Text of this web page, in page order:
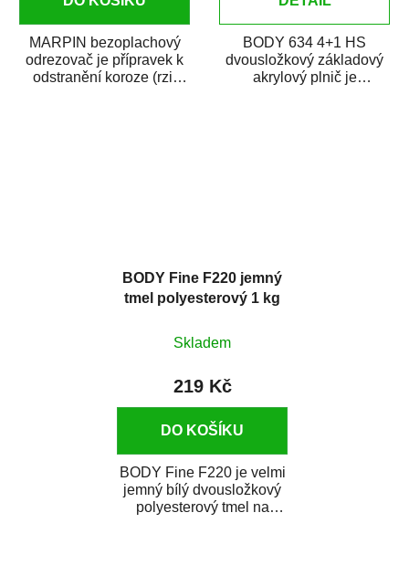
MARPIN bezoplachový
odrezovač je přípravek k
odstranění koroze (rzi)
BODY 634 4+1 HS
dvousložkový základový
akrylový plnič je
BODY Fine F220 jemný
tmel polyesterový 1 kg
Skladem
219 Kč
DO KOŠÍKU
BODY Fine F220 je velmi
jemný bílý dvousložkový
polyesterový tmel na